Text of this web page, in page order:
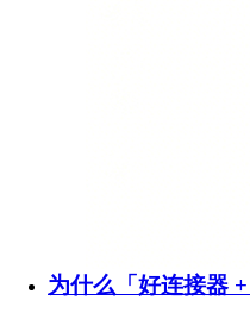
为什么「好连接器